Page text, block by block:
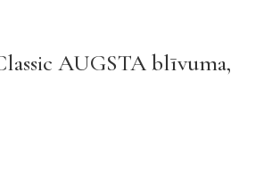
AUGSTA blīvuma,